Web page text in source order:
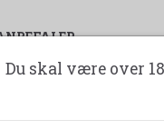
Du skal være over